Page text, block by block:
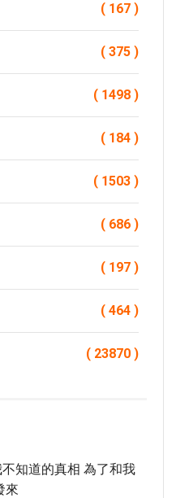
( 167 )
( 375 )
( 1498 )
( 184 )
( 1503 )
( 686 )
( 197 )
( 464 )
( 23870 )
知道的真相 為了和我
來